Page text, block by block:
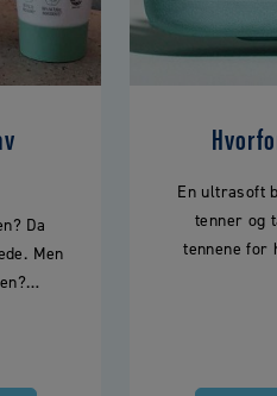
Da
Men
En ultrasoft
tenner og
tennene for